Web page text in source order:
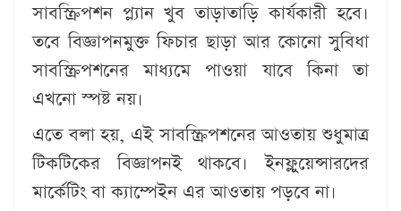
সাবস্ক্রিপশন প্ল্যান খুব তাড়াতাড়ি কার্যকারী হবে।
তবে বিজ্ঞাপনমুক্ত ফিচার ছাড়া আর কোনো সুবিধা
সাবস্ক্রিপশনের মাধ্যমে পাওয়া যাবে কিনা তা
এখনো স্পষ্ট নয়।
এতে বলা হয়, এই সাবস্ক্রিপশনের আওতায় শুধুমাত্র
টিকটিকের বিজ্ঞাপনই থাকবে। ইনফ্লুয়েন্সারদের
মার্কেটিং বা ক্যাম্পেইন এর আওতায় পড়বে না।